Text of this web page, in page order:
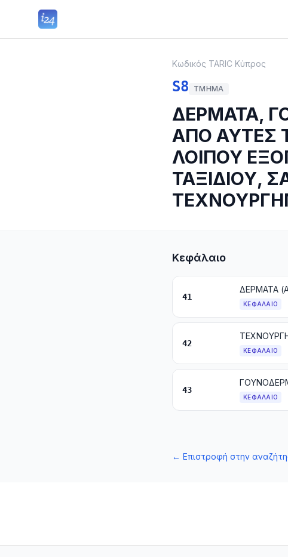
Κωδικός TARIC Κύπρος
S8 ΤΜΉΜΑ
ΔΕΡΜΑΤΑ,
ΑΠΟ ΑΥΤΕΣ
ΛΟΙΠΟΥ
ΤΑΞΙΔΙΟΥ,
Κεφάλαιο
41
ΔΕΡΜΑΤΑ
ΚΕΦΆΛΑΙΟ
42
ΚΕΦΆΛΑΙΟ
43
ΚΕΦΆΛΑΙΟ
← Επιστροφή στην